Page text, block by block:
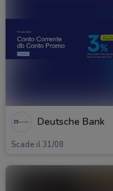
Deutsche Bank
Scade il 31/08